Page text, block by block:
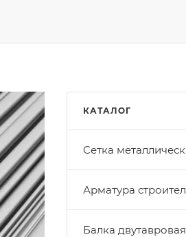
КАТАЛОГ
Cетка
Арматура
Балка двутавровая